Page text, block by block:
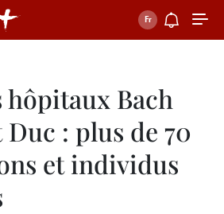
hôpitaux Bach
: plus de 70
et individus